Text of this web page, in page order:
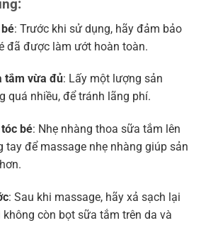
: Trước khi sử dụng, hãy đảm bảo
đã được làm ướt hoàn toàn.
tắm vừa đủ: Lấy một lượng sản
quá nhiều, để tránh lãng phí.
bé: Nhẹ nhàng thoa sữa tắm lên
tay để massage nhẹ nhàng giúp sản
: Sau khi massage, hãy xả sạch lại
còn bọt sữa tắm trên da và